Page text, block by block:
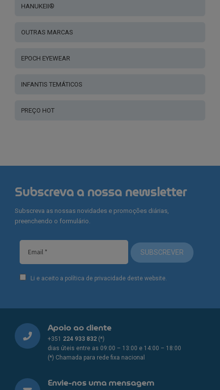
HANUKEII®
OUTRAS MARCAS
EPOCH EYEWEAR
INFANTIS TEMÁTICOS
PREÇO HOT
Subscreva a nossa newsletter
Subscreva as nossas novidades e promoções diárias,
preenchendo o formulário.
SUBSCREVER
Li e aceito a política de privacidade deste website.
Apoio ao cliente
+351 224 933 832 (*)
dias úteis entre as 09:00 – 13:00 e 14:00 – 18:00
(*) Chamada para rede fixa nacional
Envie-nos uma mensagem